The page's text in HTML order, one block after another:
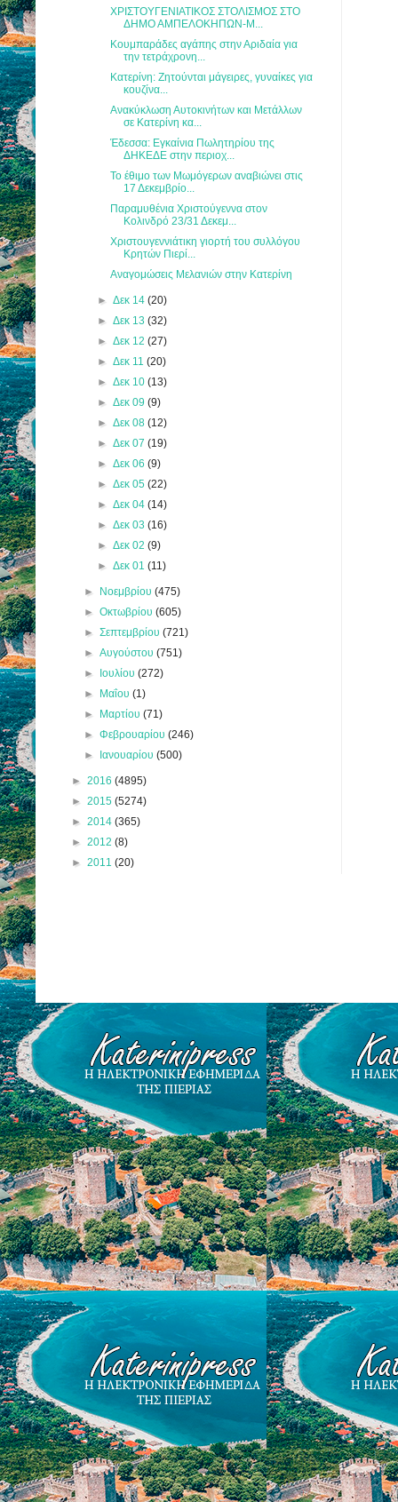
ΧΡΙΣΤΟΥΓΕΝΙΑΤΙΚΟΣ ΣΤΟΛΙΣΜΟΣ ΣΤΟ
ΔΗΜΟ ΑΜΠΕΛΟΚΗΠΩΝ-Μ...
Κουμπαράδες αγάπης στην Αριδαία για
την τετράχρονη...
Κατερίνη: Ζητούνται μάγειρες, γυναίκες για
κουζίνα...
Ανακύκλωση Αυτοκινήτων και Μετάλλων
σε Κατερίνη κα...
Έδεσσα: Εγκαίνια Πωλητηρίου της
ΔΗΚΕΔΕ στην περιοχ...
Το έθιμο των Μωμόγερων αναβιώνει στις
17 Δεκεμβρίο...
Παραμυθένια Χριστούγεννα στον
Κολινδρό 23/31 Δεκεμ...
Χριστουγεννιάτικη γιορτή του συλλόγου
Κρητών Πιερί...
Αναγομώσεις Μελανιών στην Κατερίνη
► Δεκ 14 (20)
► Δεκ 13 (32)
► Δεκ 12 (27)
► Δεκ 11 (20)
► Δεκ 10 (13)
► Δεκ 09 (9)
► Δεκ 08 (12)
► Δεκ 07 (19)
► Δεκ 06 (9)
► Δεκ 05 (22)
► Δεκ 04 (14)
► Δεκ 03 (16)
► Δεκ 02 (9)
► Δεκ 01 (11)
► Νοεμβρίου(475)
►Οκτωβρίου(605)
►Σεπτεμβρίου(721)
►Αυγούστου(751)
► Ιουλίου(272)
► Μαΐου(1)
► Μαρτίου(71)
►Φεβρουαρίου(246)
► Ιανουαρίου(500)
► 2016 (4895)
► 2015 (5274)
► 2014 (365)
► 2012 (8)
► 2011 (20)